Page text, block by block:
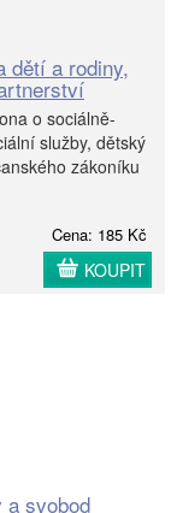
dětí a rodiny,
o sociálně-
služby, dětský
zákoníku
Cena: 185 Kč
KOUPIT
a svobod